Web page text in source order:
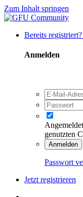
Zum Inhalt springen
Bereits
Anmelden
genutzten
Anmelden
Passwort
Jetzt registrieren